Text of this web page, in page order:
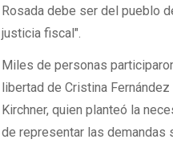
Rosada debe ser del pueblo
justicia fiscal".
Miles de personas
libertad de Cristina
Kirchner, quien planteó la
de representar las